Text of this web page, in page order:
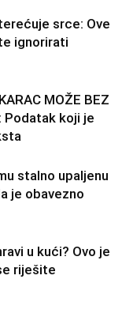
srce: Ove
ignorirati
MOŽE BEZ
Podatak koji je
stalno upaljenu
je obavezno
u kući? Ovo je
riješite